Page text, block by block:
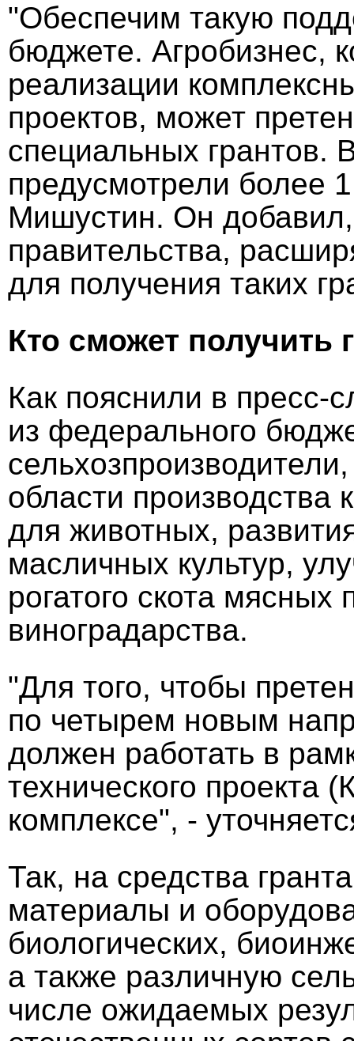
"Обеспечим такую
бюджете. Агробизнес,
реализации
проектов, может
специальных грантов.
предусмотрели более
Мишустин. Он
правительства,
для получения таких
Кто сможет получить
Как пояснили в пресс-
из федерального
области производства
для животных,
масличных культур,
рогатого скота мясных
виноградарства.
"Для того, чтобы
по четырем новым
должен работать в
технического
комплексе", -
Так, на средства
материалы и
биологических,
а также различную
числе ожидаемых